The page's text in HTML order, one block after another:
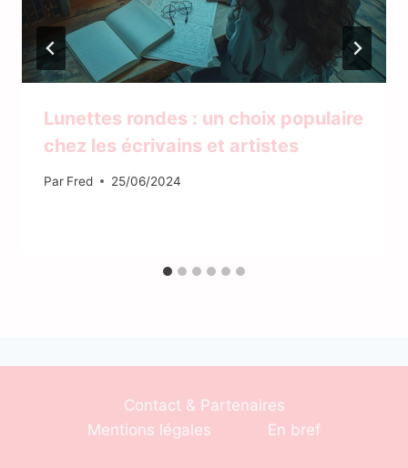
Lunettes rondes : un choix populaire
chez les écrivains et artistes
Par Fred 25/06/2024
Contact & Partenaires
Mentions légales
En bref